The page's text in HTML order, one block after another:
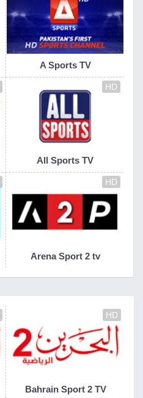
A Sports TV
HD
All Sports TV
HD
Arena Sport 2 tv
HD
Bahrain Sport 2 TV